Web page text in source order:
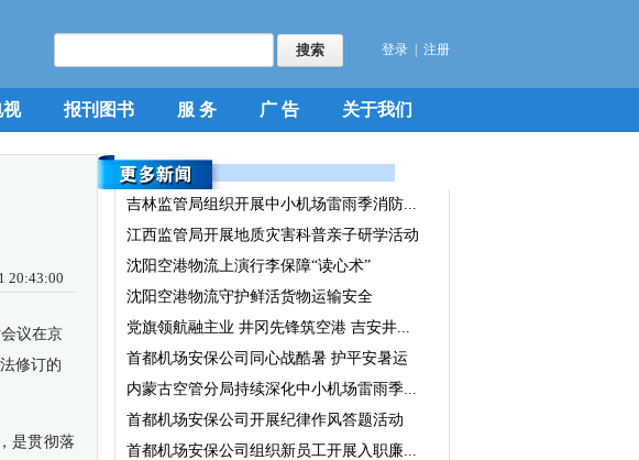
登录 注册
视 报刊图书 服 务 广 告 关于我们
20:43:00
议在京
修订的
是贯彻落
吉林监管局组织开展中小机场雷雨季消防...
江西监管局开展地质灾害科普亲子研学活动
沈阳空港物流上演行李保障“读心术”
沈阳空港物流守护鲜活货物运输安全
党旗领航融主业 井冈先锋筑空港 吉安井...
首都机场安保公司同心战酷暑 护平安暑运
内蒙古空管分局持续深化中小机场雷雨季...
首都机场安保公司开展纪律作风答题活动
首都机场安保公司组织新员工开展入职廉...